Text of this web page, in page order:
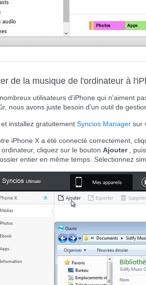
de la musique de l'ordinateur à
utilisateurs d'iPhone qui n'aiment
nous avons juste besoin d'un outil de
installez gratuitement Syncios Manager sur
iPhone X a été connecté correctement,
cliquez sur le bouton Ajouter
,
entier en même temps. Sélectionnez